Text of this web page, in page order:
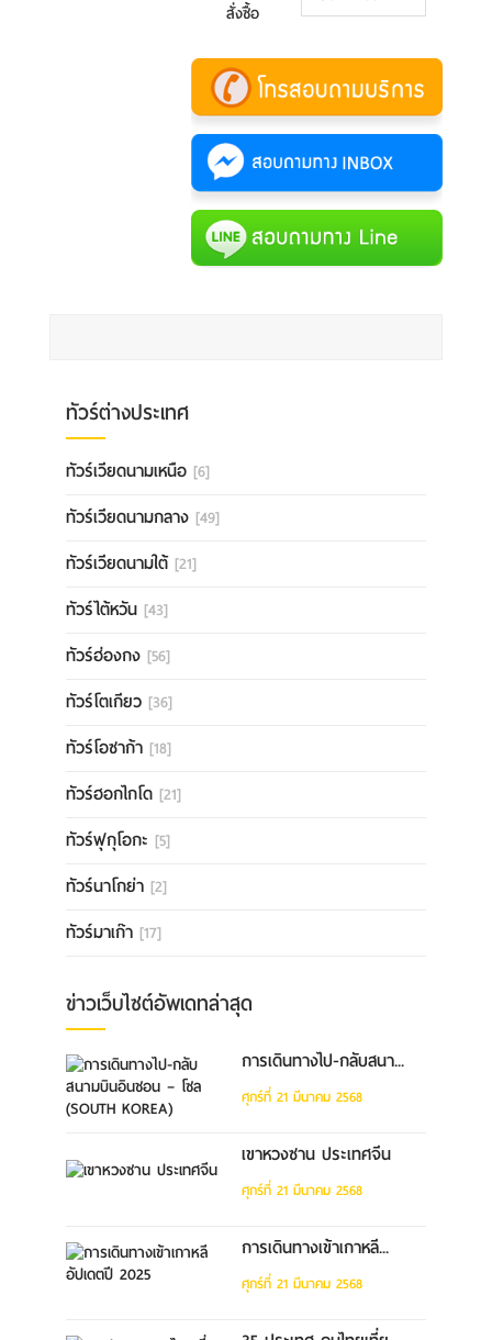
สั่งซื้อ
ทัวร์ต่างประเทศ
ทัวร์เวียดนามเหนือ [6]
ทัวร์เวียดนามกลาง [49]
ทัวร์เวียดนามใต้ [21]
ทัวร์ไต้หวัน [43]
ทัวร์ฮ่องกง [56]
ทัวร์โตเกียว [36]
ทัวร์โอซาก้า [18]
ทัวร์ฮอกไกโด [21]
ทัวร์ฟุกุโอกะ [5]
ทัวร์นาโกย่า [2]
ทัวร์มาเก๊า [17]
ข่าวเว็บไซต์อัพเดทล่าสุด
การเดินทางไป-กลับสนา...
ศุกร์ที่ 21 มีนาคม 2568
เขาหวงซาน ประเทศจีน
ศุกร์ที่ 21 มีนาคม 2568
การเดินทางเข้าเกาหลี...
ศุกร์ที่ 21 มีนาคม 2568